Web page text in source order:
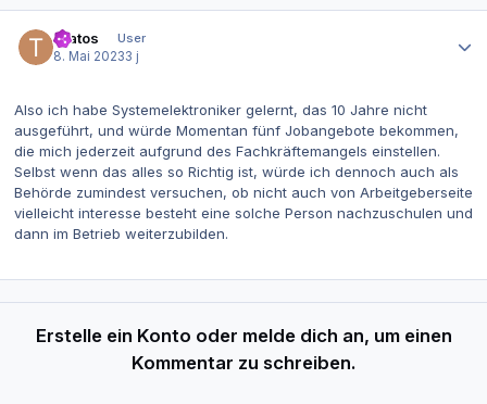
Tratos
User
8. Mai 20233 j
Also ich habe Systemelektroniker gelernt, das 10 Jahre nicht
ausgeführt, und würde Momentan fünf Jobangebote bekommen,
die mich jederzeit aufgrund des Fachkräftemangels einstellen.
Selbst wenn das alles so Richtig ist, würde ich dennoch auch als
Behörde zumindest versuchen, ob nicht auch von Arbeitgeberseite
vielleicht interesse besteht eine solche Person nachzuschulen und
dann im Betrieb weiterzubilden.
Erstelle ein Konto oder melde dich an, um einen
Kommentar zu schreiben.